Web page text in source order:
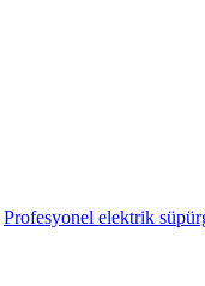
Profesyonel elektrik